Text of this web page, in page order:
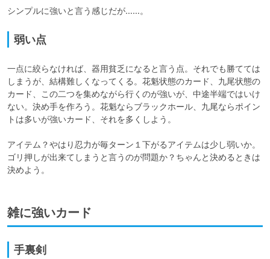
シンプルに強いと言う感じだが……。
弱い点
一点に絞らなければ、器用貧乏になると言う点。それでも勝てては
しまうが、結構難しくなってくる。花魁状態のカード、九尾状態の
カード、この二つを集めながら行くのが強いが、中途半端ではいけ
ない。決め手を作ろう。花魁ならブラックホール、九尾ならポイン
トは多いが強いカード、それを多くしよう。
アイテム？やはり忍力が毎ターン１下がるアイテムは少し弱いか。
ゴリ押しが出来てしまうと言うのが問題か？ちゃんと決めるときは
決めよう。
雑に強いカード
手裏剣